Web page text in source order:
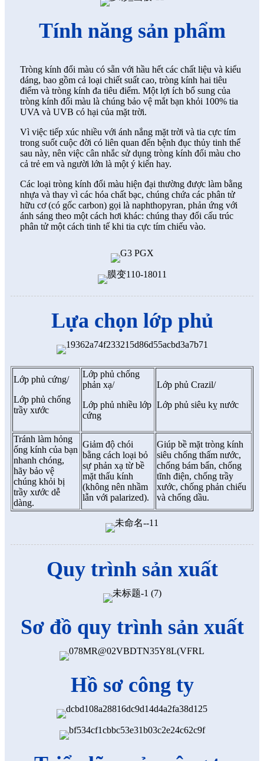
Tính năng sản phẩm
Tròng kính đổi màu có sẵn với hầu hết các chất liệu và kiểu
dáng, bao gồm cả loại chiết suất cao, tròng kính hai tiêu
điểm và tròng kính đa tiêu điểm. Một lợi ích bổ sung của
tròng kính đổi màu là chúng bảo vệ mắt bạn khỏi 100% tia
UVA và UVB có hại của mặt trời.
Vì việc tiếp xúc nhiều với ánh nắng mặt trời và tia cực tím
trong suốt cuộc đời có liên quan đến bệnh đục thủy tinh thể
sau này, nên việc cân nhắc sử dụng tròng kính đổi màu cho
cả trẻ em và người lớn là một ý kiến ​​hay.
Các loại tròng kính đổi màu hiện đại thường được làm bằng
nhựa và thay vì các hóa chất bạc, chúng chứa các phân tử
hữu cơ (có gốc carbon) gọi là naphthopyran, phản ứng với
ánh sáng theo một cách hơi khác: chúng thay đổi cấu trúc
phân tử một cách tinh tế khi tia cực tím chiếu vào.
Lựa chọn lớp phủ
Lớp phủ cứng/
Lớp phủ chống
trầy xước
Lớp phủ chống
phản xạ/
Lớp phủ nhiều lớp
cứng
Lớp phủ Crazil/
Lớp phủ siêu kỵ nước
Tránh làm hỏng
ống kính của bạn
nhanh chóng,
hãy bảo vệ
chúng khỏi bị
trầy xước dễ
dàng.
Giảm độ chói
bằng cách loại bỏ
sự phản xạ từ bề
mặt thấu kính
(không nên nhầm
lẫn với palarized).
Giúp bề mặt tròng kính
siêu chống thấm nước,
chống bám bẩn, chống
tĩnh điện, chống trầy
xước, chống phản chiếu
và chống dầu.
Quy trình sản xuất
Sơ đồ quy trình sản xuất
Hồ sơ công ty